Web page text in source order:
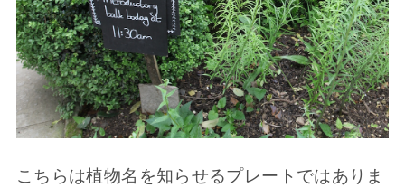
こちらは植物名を知らせるプレートではありま